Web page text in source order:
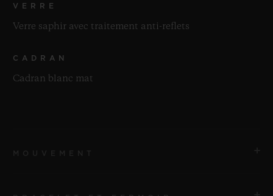
VERRE
Verre saphir avec traitement anti-reflets
CADRAN
Cadran blanc mat